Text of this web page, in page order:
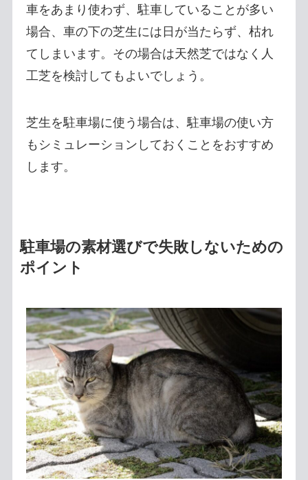
車をあまり使わず、駐車していることが多い
場合、車の下の芝生には日が当たらず、枯れ
てしまいます。その場合は天然芝ではなく人
工芝を検討してもよいでしょう。
芝生を駐車場に使う場合は、駐車場の使い方
もシミュレーションしておくことをおすすめ
します。
駐車場の素材選びで失敗しないための
ポイント